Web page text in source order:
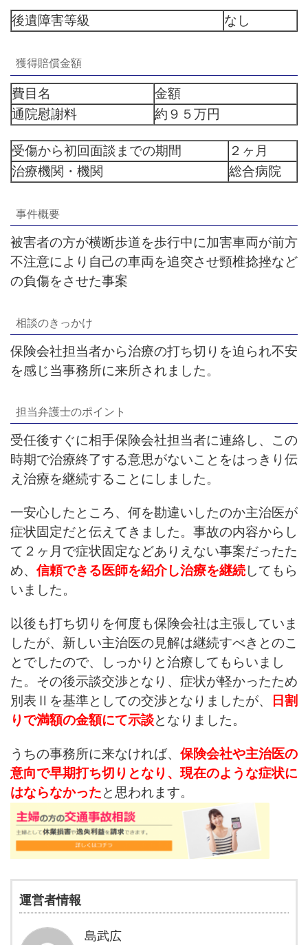
後遺障害等級 なし
獲得賠償金額
費目名
金額
通院慰謝料
約９５万円
受傷から初回面談までの期間
２ヶ月
治療機関・機関
総合病院
事件概要
被害者の方が横断歩道を歩行中に加害車両が前方
不注意により自己の車両を追突させ頸椎捻挫など
の負傷をさせた事案
相談のきっかけ
保険会社担当者から治療の打ち切りを迫られ不安
を感じ当事務所に来所されました。
担当弁護士のポイント
受任後すぐに相手保険会社担当者に連絡し、この
時期で治療終了する意思がないことをはっきり伝
え治療を継続することにしました。
一安心したところ、何を勘違いしたのか主治医が
症状固定だと伝えてきました。事故の内容からし
て２ヶ月で症状固定などありえない事案だったた
め、 信頼できる医師を紹介し治療を継続してもら
いました。
以後も打ち切りを何度も保険会社は主張していま
したが、新しい主治医の見解は継続すべきとのこ
とでしたので、しっかりと治療してもらいまし
た。その後示談交渉となり、症状が軽かったため
別表Ⅱを基準としての交渉となりましたが、
日割
りで満額の金額にて示談となりました。
うちの事務所に来なければ、 保険会社や主治医の
意向で早期打ち切りとなり、現在のような症状に
はならなかったと思われます。
運営者情報
島武広